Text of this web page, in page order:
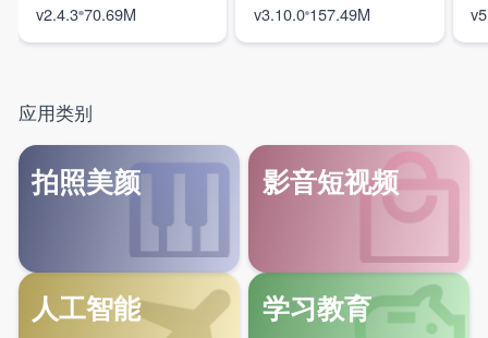
v2.4.370.69M
v3.10.0 157.49M
应用类别
拍照美颜 影音短视频
人工智能 学习教育